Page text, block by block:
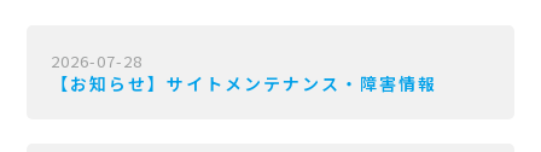
2026-07-28
【お知らせ】サイトメンテナンス・障害情報